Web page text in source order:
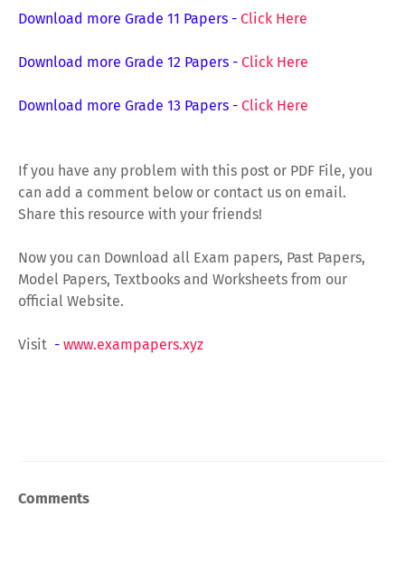
Download more Grade 11 Papers - Click Here
Download more Grade 12 Papers - Click Here
Download more Grade 13 Papers - Click Here
If you have any problem with this post or PDF File, you
can add a comment below or contact us on email.
Share this resource with your friends!
Now you can Download all Exam papers, Past Papers,
Model Papers, Textbooks and Worksheets from our
official Website.
Visit - www.exampapers.xyz
Comments